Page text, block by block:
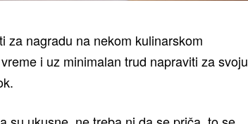
za nagradu na nekom kulinarskom
i uz minimalan trud napraviti za svoju